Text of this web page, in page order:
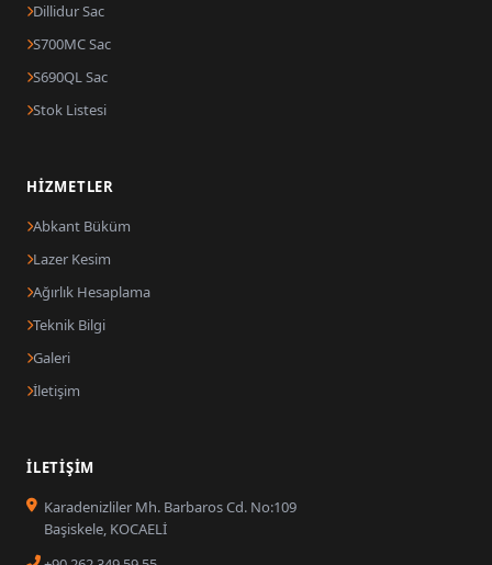
Dillidur Sac
S700MC Sac
S690QL Sac
Stok Listesi
HIZMETLER
Abkant Büküm
Lazer Kesim
Ağırlık Hesaplama
Teknik Bilgi
Galeri
İletişim
İLETIŞIM
Karadenizliler Mh. Barbaros Cd. No:109
Başiskele, KOCAELİ